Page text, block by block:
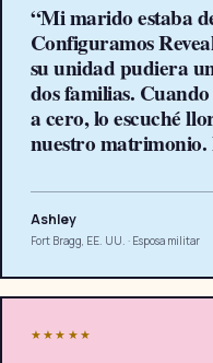
“Mi marido estaba
Configuramos
su unidad pudiera
dos familias.
a cero, lo escuché
nuestro matrimonio.
Ashley
Fort Bragg, EE. UU. · Esposa militar
★★★★★